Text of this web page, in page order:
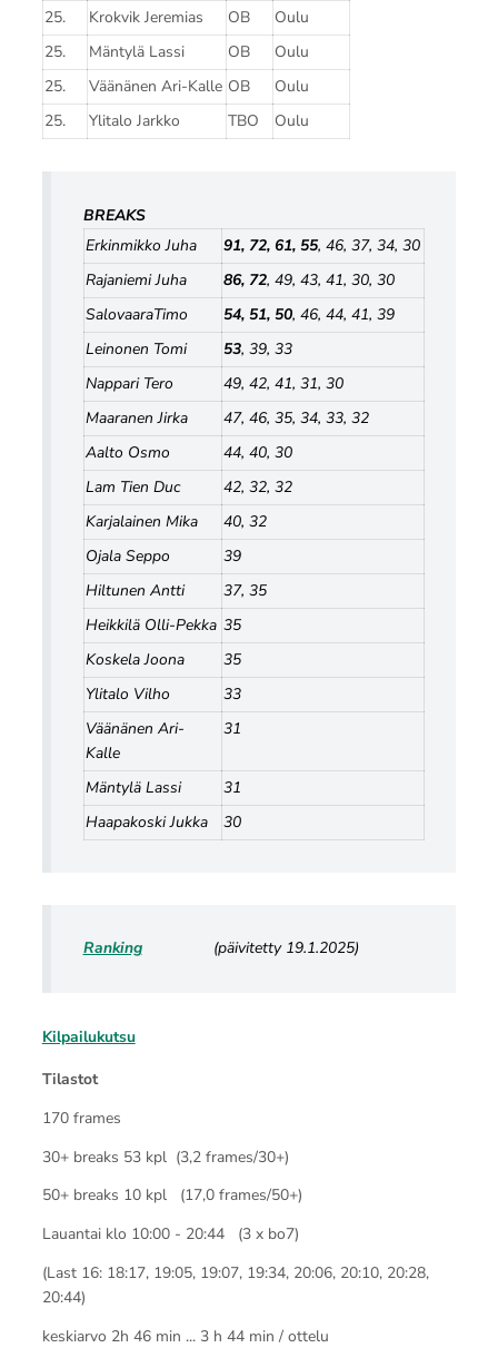
25. Krokvik Jeremias OB
Oulu
25.
Mäntylä Lassi OB
Oulu
25.
Väänänen Ari-Kalle OB
Oulu
25.
Ylitalo Jarkko TBO Oulu
BREAKS
Erkinmikko Juha
91, 72, 61, 55, 46, 37, 34, 30
Rajaniemi Juha
86, 72, 49, 43, 41, 30, 30
SalovaaraTimo
54, 51, 50, 46, 44, 41, 39
Leinonen Tomi
53, 39, 33
Nappari Tero
49, 42, 41, 31, 30
Maaranen Jirka
47, 46, 35, 34, 33, 32
Aalto Osmo
44, 40, 30
Lam Tien Duc
42, 32, 32
Karjalainen Mika
40, 32
Ojala Seppo
39
Hiltunen Antti
37, 35
Heikkilä Olli-Pekka 35
Koskela Joona
35
Ylitalo Vilho
33
Väänänen Ari-
Kalle
31
Mäntylä Lassi
31
Haapakoski Jukka
30
Ranking(päivitetty 19.1.2025)
Kilpailukutsu
Tilastot
170 frames
30+ breaks 53 kpl (3,2 frames/30+)
50+ breaks 10 kpl (17,0 frames/50+)
Lauantai klo 10:00 - 20:44 (3 x bo7)
(Last 16: 18:17, 19:05, 19:07, 19:34, 20:06, 20:10, 20:28,
20:44)
keskiarvo 2h 46 min ... 3 h 44 min / ottelu